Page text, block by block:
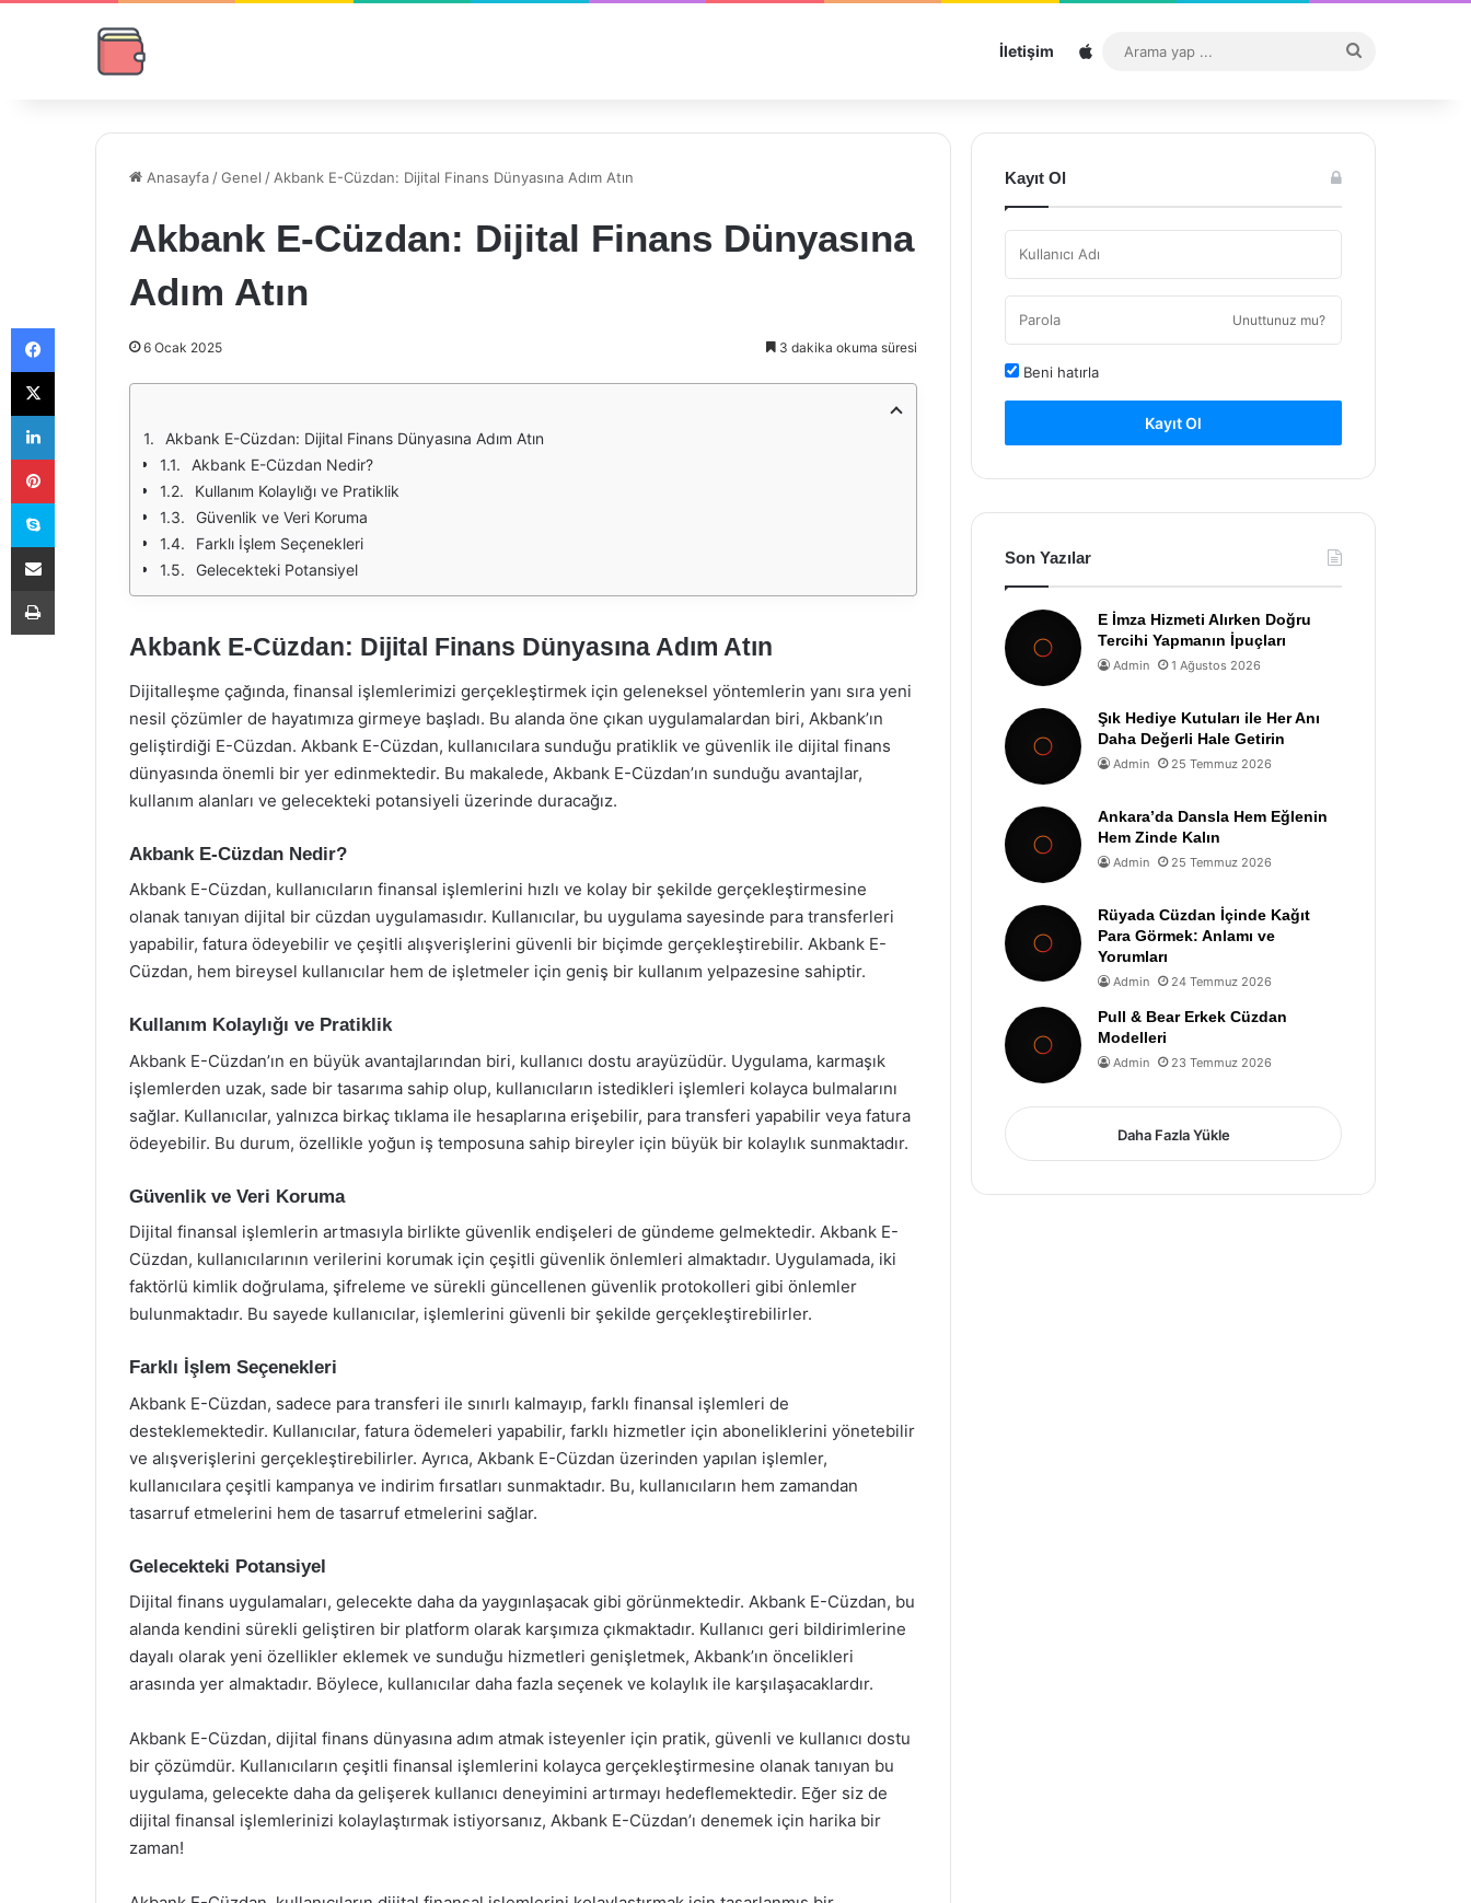
İletişim Sitemap
...
Anasayfa /Genel / Akbank E-Cüzdan: Dijital Finans Dünyasına Adım Atın
Akbank E-Cüzdan: Dijital Finans Dünyasına
Adım Atın
6 Ocak 2025 3 dakika okuma süresi
Akbank E-Cüzdan: Dijital Finans Dünyasına Adım Atın
Akbank E-Cüzdan Nedir?
Kullanım Kolaylığı ve Pratiklik
Güvenlik ve Veri Koruma
Farklı İşlem Seçenekleri
Gelecekteki Potansiyel
Akbank E-Cüzdan: Dijital Finans Dünyasına Adım Atın
Dijitalleşme çağında, finansal işlemlerimizi gerçekleştirmek için geleneksel yöntemlerin yanı sıra yeni
nesil çözümler de hayatımıza girmeye başladı. Bu alanda öne çıkan uygulamalardan biri, Akbank’ın
geliştirdiği E-Cüzdan. Akbank E-Cüzdan, kullanıcılara sunduğu pratiklik ve güvenlik ile dijital finans
dünyasında önemli bir yer edinmektedir. Bu makalede, Akbank E-Cüzdan’ın sunduğu avantajlar,
kullanım alanları ve gelecekteki potansiyeli üzerinde duracağız.
Akbank E-Cüzdan Nedir?
Akbank E-Cüzdan, kullanıcıların finansal işlemlerini hızlı ve kolay bir şekilde gerçekleştirmesine
olanak tanıyan dijital bir cüzdan uygulamasıdır. Kullanıcılar, bu uygulama sayesinde para transferleri
yapabilir, fatura ödeyebilir ve çeşitli alışverişlerini güvenli bir biçimde gerçekleştirebilir. Akbank E-
Cüzdan, hem bireysel kullanıcılar hem de işletmeler için geniş bir kullanım yelpazesine sahiptir.
Kullanım Kolaylığı ve Pratiklik
Akbank E-Cüzdan’ın en büyük avantajlarından biri, kullanıcı dostu arayüzüdür. Uygulama, karmaşık
işlemlerden uzak, sade bir tasarıma sahip olup, kullanıcıların istedikleri işlemleri kolayca bulmalarını
sağlar. Kullanıcılar, yalnızca birkaç tıklama ile hesaplarına erişebilir, para transferi yapabilir veya fatura
ödeyebilir. Bu durum, özellikle yoğun iş temposuna sahip bireyler için büyük bir kolaylık sunmaktadır.
Güvenlik ve Veri Koruma
Dijital finansal işlemlerin artmasıyla birlikte güvenlik endişeleri de gündeme gelmektedir. Akbank E-
Cüzdan, kullanıcılarının verilerini korumak için çeşitli güvenlik önlemleri almaktadır. Uygulamada, iki
faktörlü kimlik doğrulama, şifreleme ve sürekli güncellenen güvenlik protokolleri gibi önlemler
bulunmaktadır. Bu sayede kullanıcılar, işlemlerini güvenli bir şekilde gerçekleştirebilirler.
Farklı İşlem Seçenekleri
Akbank E-Cüzdan, sadece para transferi ile sınırlı kalmayıp, farklı finansal işlemleri de
desteklemektedir. Kullanıcılar, fatura ödemeleri yapabilir, farklı hizmetler için aboneliklerini yönetebilir
ve alışverişlerini gerçekleştirebilirler. Ayrıca, Akbank E-Cüzdan üzerinden yapılan işlemler,
kullanıcılara çeşitli kampanya ve indirim fırsatları sunmaktadır. Bu, kullanıcıların hem zamandan
tasarruf etmelerini hem de tasarruf etmelerini sağlar.
Gelecekteki Potansiyel
Dijital finans uygulamaları, gelecekte daha da yaygınlaşacak gibi görünmektedir. Akbank E-Cüzdan, bu
alanda kendini sürekli geliştiren bir platform olarak karşımıza çıkmaktadır. Kullanıcı geri bildirimlerine
dayalı olarak yeni özellikler eklemek ve sunduğu hizmetleri genişletmek, Akbank’ın öncelikleri
arasında yer almaktadır. Böylece, kullanıcılar daha fazla seçenek ve kolaylık ile karşılaşacaklardır.
Akbank E-Cüzdan, dijital finans dünyasına adım atmak isteyenler için pratik, güvenli ve kullanıcı dostu
bir çözümdür. Kullanıcıların çeşitli finansal işlemlerini kolayca gerçekleştirmesine olanak tanıyan bu
uygulama, gelecekte daha da gelişerek kullanıcı deneyimini artırmayı hedeflemektedir. Eğer siz de
dijital finansal işlemlerinizi kolaylaştırmak istiyorsanız, Akbank E-Cüzdan’ı denemek için harika bir
zaman!
Kayıt Ol
Unuttunuz mu?
Beni hatırla
Kayıt Ol
Son Yazılar
E İmza Hizmeti Alırken Doğru
Tercihi Yapmanın İpuçları
Admin 1 Ağustos 2026
Şık Hediye Kutuları ile Her Anı
Daha Değerli Hale Getirin
Admin 25 Temmuz 2026
Ankara’da Dansla Hem Eğlenin
Hem Zinde Kalın
Admin 25 Temmuz 2026
Rüyada Cüzdan İçinde Kağıt
Para Görmek: Anlamı ve
Yorumları
Admin 24 Temmuz 2026
Pull & Bear Erkek Cüzdan
Modelleri
Admin 23 Temmuz 2026
Daha Fazla Yükle
Facebook
X
LinkedIn
Pinterest
Skype
E-Posta ile paylaş